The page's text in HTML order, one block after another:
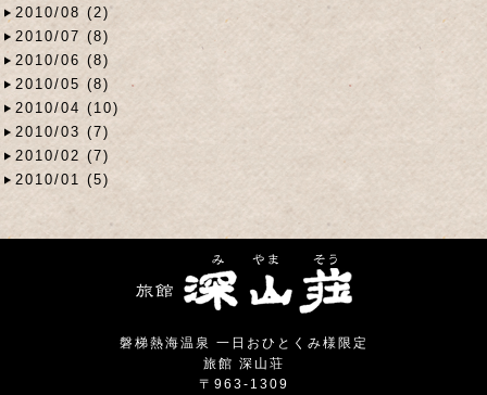
2010/08 (2)
2010/07 (8)
2010/06 (8)
2010/05 (8)
2010/04 (10)
2010/03 (7)
2010/02 (7)
2010/01 (5)
磐梯熱海温泉 一日おひとくみ様限定
旅館 深山荘
〒963-1309